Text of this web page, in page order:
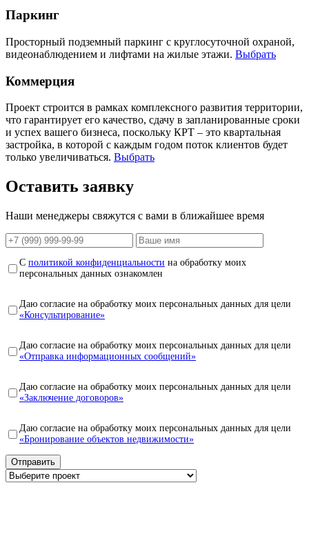
Паркинг
Просторный подземный паркинг с круглосуточной охраной,
видеонаблюдением и лифтами на жилые этажи. Выбрать
Коммерция
Проект строится в рамках комплексного развития территории,
что гарантирует его качество, сдачу в запланированные сроки
и успех вашего бизнеса, поскольку КРТ – это квартальная
застройка, в которой с каждым годом поток клиентов будет
только увеличиваться. Выбрать
Оставить заявку
Наши менеджеры свяжутся с вами в ближайшее время
С политикой конфиденциальности на обработку моих
персональных данных ознакомлен
Даю согласие на обработку моих персональных данных для цели
«Консультирование»
Даю согласие на обработку моих персональных данных для цели
«Отправка информационных сообщений»
Даю согласие на обработку моих персональных данных для цели
«Заключение договоров»
Даю согласие на обработку моих персональных данных для цели
«Бронирование объектов недвижимости»